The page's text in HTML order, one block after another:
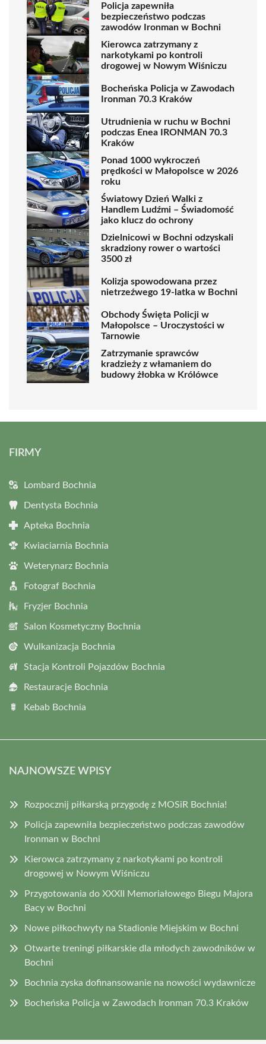
Policja zapewniła
bezpieczeństwo podczas
zawodów Ironman w Bochni
Kierowca zatrzymany z
narkotykami po kontroli
drogowej w Nowym Wiśniczu
Bocheńska Policja w Zawodach
Ironman 70.3 Kraków
Utrudnienia w ruchu w Bochni
podczas Enea IRONMAN 70.3
Kraków
Ponad 1000 wykroczeń
prędkości w Małopolsce w 2026
roku
Światowy Dzień Walki z
Handlem Ludźmi – Świadomość
jako klucz do ochrony
Dzielnicowi w Bochni odzyskali
skradziony rower o wartości
3500 zł
Kolizja spowodowana przez
nietrzeźwego 19-latka w Bochni
Obchody Święta Policji w
Małopolsce – Uroczystości w
Tarnowie
Zatrzymanie sprawców
kradzieży z włamaniem do
budowy żłobka w Królówce
FIRMY
Lombard Bochnia
Dentysta Bochnia
Apteka Bochnia
Kwiaciarnia Bochnia
Weterynarz Bochnia
Fotograf Bochnia
Fryzjer Bochnia
Salon Kosmetyczny Bochnia
Wulkanizacja Bochnia
Stacja Kontroli Pojazdów Bochnia
Restauracje Bochnia
Kebab Bochnia
NAJNOWSZE WPISY
Rozpocznij piłkarską przygodę z MOSiR Bochnia!
Policja zapewniła bezpieczeństwo podczas zawodów
Ironman w Bochni
Kierowca zatrzymany z narkotykami po kontroli
drogowej w Nowym Wiśniczu
Przygotowania do XXXII Memoriałowego Biegu Majora
Bacy w Bochni
Nowe piłkochwyty na Stadionie Miejskim w Bochni
Otwarte treningi piłkarskie dla młodych zawodników w
Bochni
Bochnia zyska dofinansowanie na nowości wydawnicze
Bocheńska Policja w Zawodach Ironman 70.3 Kraków